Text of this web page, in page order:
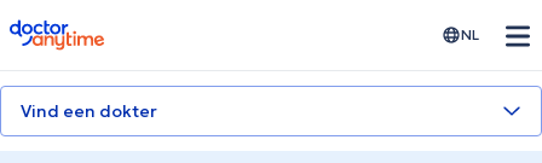
doctoranytime NL
Vind een dokter